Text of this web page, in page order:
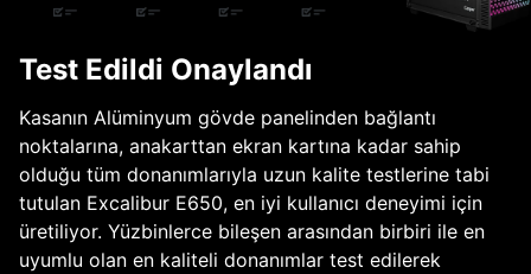
Test Edildi Onaylandı
Kasanın Alüminyum gövde panelinden bağlantı
noktalarına, anakarttan ekran kartına kadar sahip
olduğu tüm donanımlarıyla uzun kalite testlerine tabi
tutulan Excalibur E650, en iyi kullanıcı deneyimi için
üretiliyor. Yüzbinlerce bileşen arasından birbiri ile en
uyumlu olan en kaliteli donanımlar test edilerek